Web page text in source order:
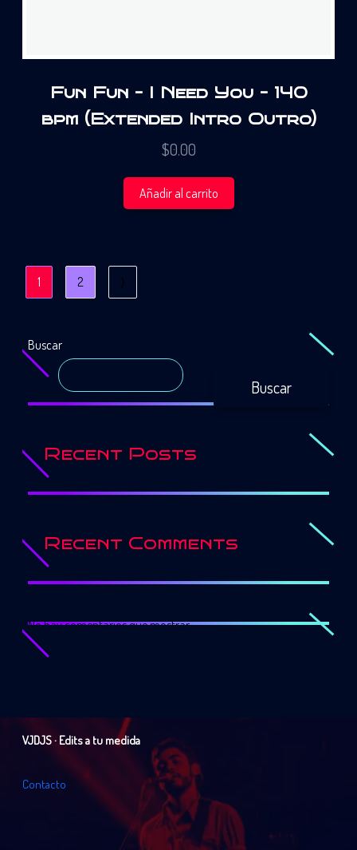
Fun Fun – I Need You – 140
bpm (Extended Intro Outro)
$0.00
Añadir al carrito
1 2 ⟩
Buscar
Buscar
Recent Posts
Recent Comments
No hay comentarios que mostrar.
VJDJS · Edits a tu medida
Contacto